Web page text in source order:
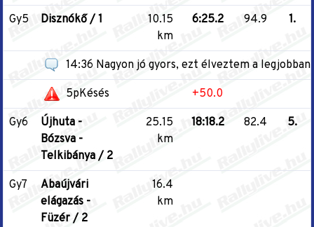
Gy5 Disznókő / 1
10.15
km
6:25.2 94.9 1.
14:36 Nagyon jó gyors, ezt élveztem a legjobban.
5pKésés +50.0
Gy6
Újhuta -
Bózsva -
Telkibánya / 2
25.15
km
18:18.2 82.4 5.
Gy7
Abaújvári
elágazás -
Füzér / 2
16.4
km